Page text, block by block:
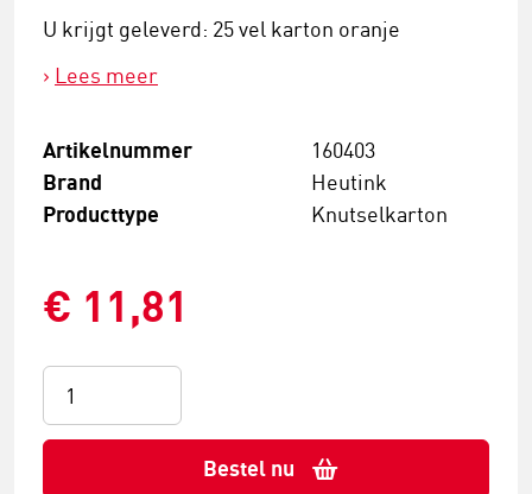
U krijgt geleverd: 25 vel karton oranje
Lees meer
Artikelnummer 160403
Brand Heutink
Producttype Knutselkarton
€ 11,81
Bestel nu